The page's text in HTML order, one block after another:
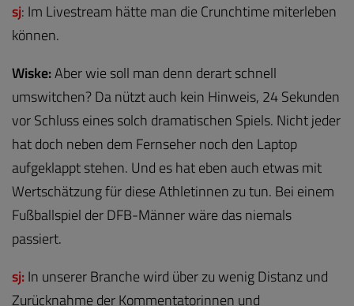
sj: Im Livestream hätte man die Crunchtime miterleben
können.
Wiske:Aber wie soll man denn derart schnell
umswitchen? Da nützt auch kein Hinweis, 24 Sekunden
vor Schluss eines solch dramatischen Spiels. Nicht jeder
hat doch neben dem Fernseher noch den Laptop
aufgeklappt stehen. Und es hat eben auch etwas mit
Wertschätzung für diese Athletinnen zu tun. Bei einem
Fußballspiel der DFB-Männer wäre das niemals
passiert.
sj:In unserer Branche wird über zu wenig Distanz und
Zurücknahme der Kommentatorinnen und